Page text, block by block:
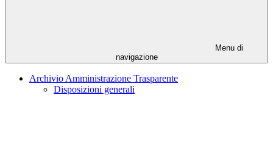
Menu di
navigazione
Archivio Amministrazione Trasparente
Disposizioni generali